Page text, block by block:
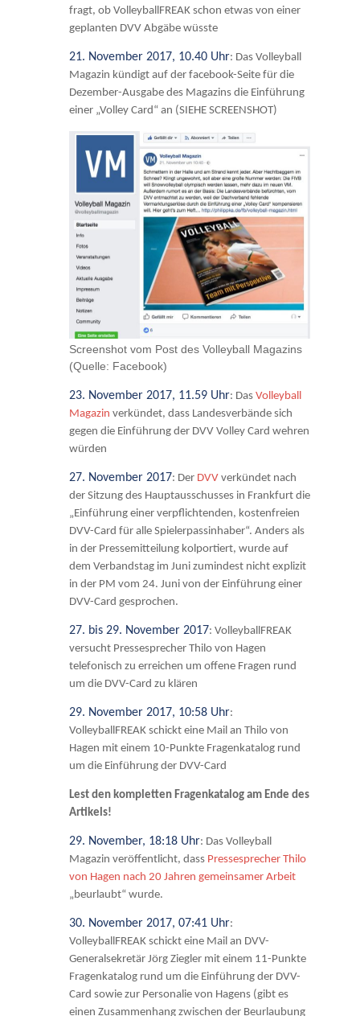
fragt, ob VolleyballFREAK schon etwas von einer
geplanten DVV Abgäbe wüsste
21. November 2017, 10.40 Uhr: Das Volleyball
Magazin kündigt auf der facebook-Seite für die
Dezember-Ausgabe des Magazins die Einführung
einer „Volley Card“ an (SIEHE SCREENSHOT)
Screenshot vom Post des Volleyball Magazins
(Quelle: Facebook)
23. November 2017, 11.59 Uhr: Das Volleyball
Magazin verkündet, dass Landesverbände sich
gegen die Einführung der DVV Volley Card wehren
würden
27. November 2017: Der DVV verkündet nach
der Sitzung des Hauptausschusses in Frankfurt die
„Einführung einer verpflichtenden, kostenfreien
DVV-Card für alle Spielerpassinhaber“. Anders als
in der Pressemitteilung kolportiert, wurde auf
dem Verbandstag im Juni zumindest nicht explizit
in der PM vom 24. Juni von der Einführung einer
DVV-Card gesprochen.
27. bis 29. November 2017: VolleyballFREAK
versucht Pressesprecher Thilo von Hagen
telefonisch zu erreichen um offene Fragen rund
um die DVV-Card zu klären
29. November 2017, 10:58 Uhr:
VolleyballFREAK schickt eine Mail an Thilo von
Hagen mit einem 10-Punkte Fragenkatalog rund
um die Einführung der DVV-Card
Lest den kompletten Fragenkatalog am Ende des
Artikels!
29. November, 18:18 Uhr: Das Volleyball
Magazin veröffentlicht, dass Pressesprecher Thilo
von Hagen nach 20 Jahren gemeinsamer Arbeit
„beurlaubt“ wurde.
30. November 2017, 07:41 Uhr:
VolleyballFREAK schickt eine Mail an DVV-
Generalsekretär Jörg Ziegler mit einem 11-Punkte
Fragenkatalog rund um die Einführung der DVV-
Card sowie zur Personalie von Hagens (gibt es
einen Zusammenhang zwischen der Beurlaubung